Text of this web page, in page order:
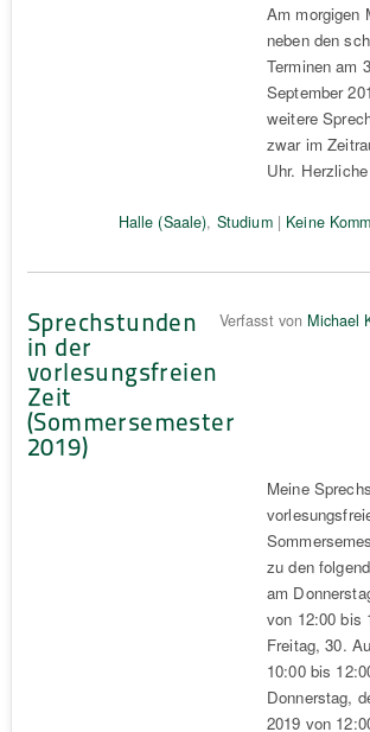
Am morgigen
neben den
Terminen am
September
weitere
zwar im
Uhr.
Halle (Saale), Studium| Keine
Sprechstunden
in der
vorlesungsfreien
Zeit
(Sommersemester
2019)
Verfasst von Michael
Meine
zu den
am
von 12:00 bis
Freitag, 30.
10:00 bis
Donnerstag,
2019 von